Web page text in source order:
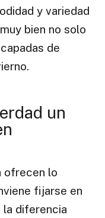
y variedad
bien no solo
de
un
ofrecen lo
fijarse en
la diferencia